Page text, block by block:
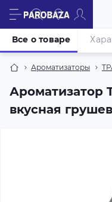
Ароматизаторы
Ароматизатор
вкусная
Все о товаре